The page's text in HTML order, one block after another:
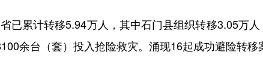
累计转移5.94万人，其中石门县组织转移3.05万
余台（套）投入抢险救灾。涌现16起成功避险转移